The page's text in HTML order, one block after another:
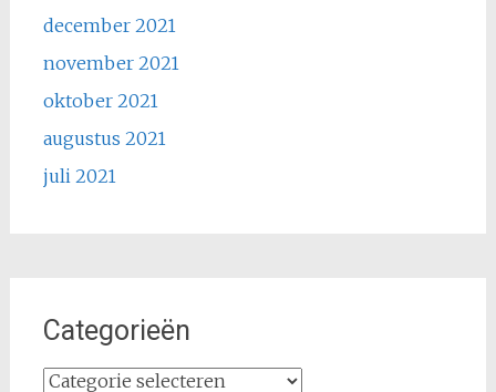
december 2021
november 2021
oktober 2021
augustus 2021
juli 2021
Categorieën
Categorieën